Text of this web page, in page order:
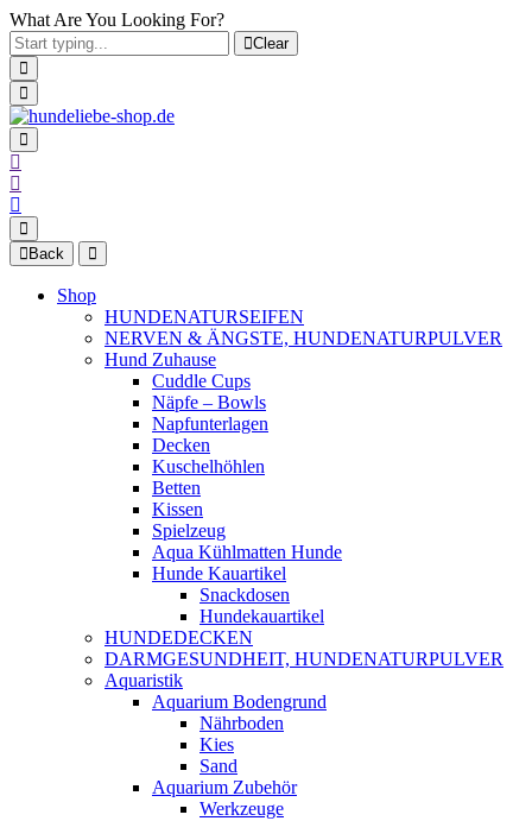
What Are You Looking For?
Clear
Back
Shop
HUNDENATURSEIFEN
NERVEN & ÄNGSTE, HUNDENATURPULVER
Hund Zuhause
Cuddle Cups
Näpfe – Bowls
Napfunterlagen
Decken
Kuschelhöhlen
Betten
Kissen
Spielzeug
Aqua Kühlmatten Hunde
Hunde Kauartikel
Snackdosen
Hundekauartikel
HUNDEDECKEN
DARMGESUNDHEIT, HUNDENATURPULVER
Aquaristik
Aquarium Bodengrund
Nährboden
Kies
Sand
Aquarium Zubehör
Werkzeuge